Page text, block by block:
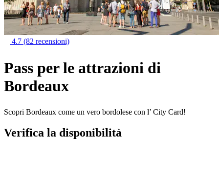
4.7 (82 recensioni)
Pass per le attrazioni di
Bordeaux
Scopri Bordeaux come un vero bordolese con l’ City Card!
Verifica la disponibilità